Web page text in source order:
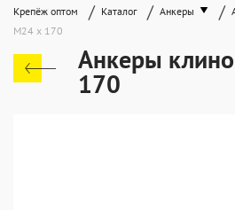
Крепёж оптом / Каталог / Анкеры /
М24 х 170
Анкеры
170